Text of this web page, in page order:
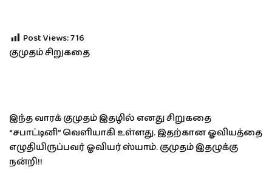
Post Views:716
குமுதம் சிறுகதை
இந்த வாரக் குமுதம் இதழில் எனது சிறுகதை
“சபாட்டினி” வெளியாகி உள்ளது. இதற்கான ஓவியத்தை
எழுதியிருப்பவர் ஓவியர் ஸ்யாம். குமுதம் இதழுக்கு
நன்றி!!